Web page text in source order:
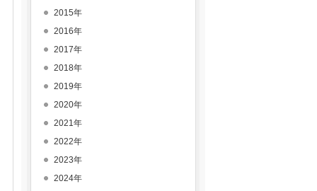
2015年
2016年
2017年
2018年
2019年
2020年
2021年
2022年
2023年
2024年